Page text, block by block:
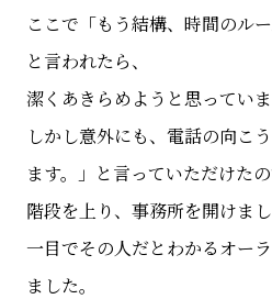
ここで「もう結構、時間のル
と言われたら、
潔くあきらめようと思っていま
しかし意外にも、電話の向こ
ます。」と言っていただけたの
階段を上り、事務所を開けまし
一目でその人だとわかるオー
ました。